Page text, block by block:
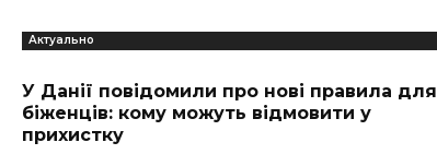
Актуально
У Данії повідомили про нові правила для
біженців: кому можуть відмовити у
прихистку